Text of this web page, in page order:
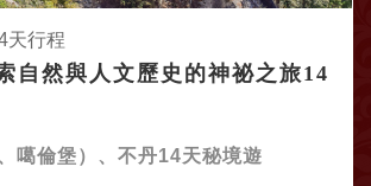
天行程
自然與人文歷史的神祕之旅14
噶倫堡）、不丹14天秘境遊